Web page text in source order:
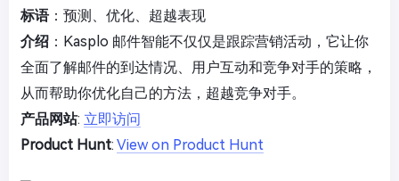
标语：预测、优化、超越表现
介绍 ：Kasplo 邮件智能不仅仅是跟踪营销活动，它让你
全面了解邮件的到达情况、用户互动和竞争对手的策略，
从而帮助你优化自己的方法，超越竞争对手。
产品网站: 立即访问
Product Hunt: View on Product Hunt